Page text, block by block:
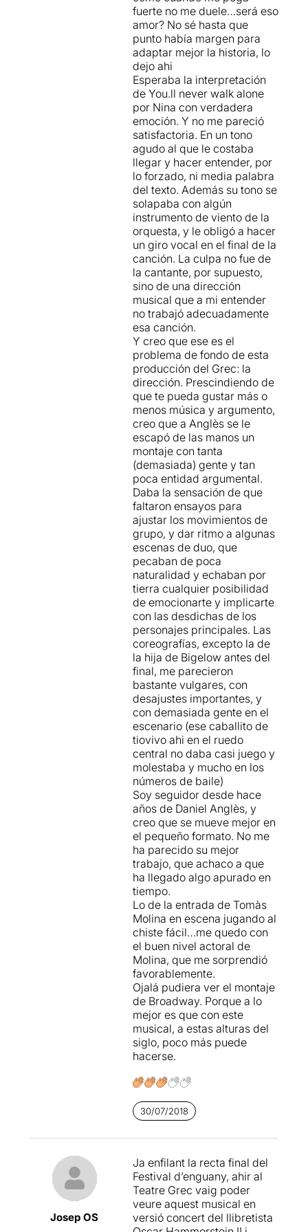
concert de la peça,ens han
ofert una versió semi
teatralitzadamolt
engrescadora.
Els papers principals han
estat interpretats perMiquel
Fernándezen el paper de
Billy Bigeloc,Diana Roig
interpretant a Julie Jordan,
Anna Molinercom a Carrie
Pipperidge,
Ivan Labandacom
a Enoch Snow iNinaen la
interpretació de Nettie
Fowler. Tots ells, i malgrat
alguna petita errada en el so
dels micròfons en alguns
moments,han interpretat
magníficament els seus
rols i ens han captivat amb
les seves veus.
L'actorFélix Herzog
com a narrador, i també han
intervingut en petits papers
Cisco Cruz (Jigger Craigin),
Mireia Sanmartin(Senyora
Mullin),Beth Andrews
(Louise Bigelow),
Jaume Costas(solista
ballet),Joan Mas
(Enoch Jr.),Anna Pomar
(nena) iClara Solé(Arminy).
Però la gran sorpresa de la
nit, que tampoc figura en el
programa de mà, ha estat el
cuidador d'estels i
professor, papers que ha
interpretatTomàs Molina
l'indestructible "home del
temps".
Un magnífic cos de ball que
ha comptat amb la
participació de quatre
ballarins de més llarg
recorregutBeatriz Macías
Cristina Miralles,
Toni LuqueiOscar Reyes
Un mític dels musicals que
ha volgut ser representat
íntegrament, sense tallar ni
un bocí de l'orquestració
original i sense canviar el
contingut de la història
(escrita fa 75 anys),tot i ser
conscients que rebrien,
com de fet ha passat,
critiques per no adaptar-ne
el contingut i "evitar" parlar
de la "violència de gènere"
tal com en algun sector de la
societat, malauradament era
habitual, quan aquesta peça
va ser escrita ion la dona
tenia un paper submís i
abnegat.....
... la reflexió que nosaltres
ens fem ...
Caldria adaptar també els
textos de les òperes
com Carmen, la Boheme o
la Traviata ??
adaptar també els textos
d'altres musicals
comMy Fair Lady ??
algú penses que estem a
favor del maltractament dels
infants per les bandes de
carrer) ... i encara més enllà,
que passa amb algun dels
contes infantils clàssics??
tornat a demostrar que brilla
la posis on la posis. Una
boníssima oportunitat,
doncs, per recuperar un
clàssic... encara que arribi
sense la seva oportuna
revisió.
fuerte no me duele…será eso
amor? No sé hasta que
punto había margen para
adaptar mejor la historia, lo
dejo ahi
Esperaba la interpretación
de You.ll never walk alone
por Nina con verdadera
emoción. Y no me pareció
satisfactoria. En un tono
agudo al que le costaba
llegar y hacer entender, por
lo forzado, ni media palabra
del texto. Además su tono se
solapaba con algún
instrumento de viento de la
orquesta, y le obligó a hacer
un giro vocal en el final de la
canción. La culpa no fue de
la cantante, por supuesto,
sino de una dirección
musical que a mi entender
no trabajó adecuadamente
esa canción.
Y creo que ese es el
problema de fondo de esta
producción del Grec: la
dirección. Prescindiendo de
que te pueda gustar más o
menos música y argumento,
creo que a Anglès se le
escapó de las manos un
montaje con tanta
(demasiada) gente y tan
poca entidad argumental.
Daba la sensación de que
faltaron ensayos para
ajustar los movimientos de
grupo, y dar ritmo a algunas
escenas de duo, que
pecaban de poca
naturalidad y echaban por
tierra cualquier posibilidad
de emocionarte y implicarte
con las desdichas de los
personajes principales. Las
coreografías, excepto la de
la hija de Bigelow antes del
final, me parecieron
bastante vulgares, con
desajustes importantes, y
con demasiada gente en el
escenario (ese caballito de
tiovivo ahi en el ruedo
central no daba casi juego y
molestaba y mucho en los
números de baile)
Soy seguidor desde hace
años de Daniel Anglès, y
creo que se mueve mejor en
el pequeño formato. No me
ha parecido su mejor
trabajo, que achaco a que
ha llegado algo apurado en
tiempo.
Lo de la entrada de Tomàs
Molina en escena jugando al
chiste fácil…me quedo con
el buen nivel actoral de
Molina, que me sorprendió
favorablemente.
Ojalá pudiera ver el montaje
de Broadway. Porque a lo
mejor es que con este
musical, a estas alturas del
siglo, poco más puede
hacerse.
30/07/2018
Josep OS
Ja enfilant la recta final del
Festival d’enguany, ahir al
Teatre Grec vaig poder
veure aquest musical en
versió concert del llibretista